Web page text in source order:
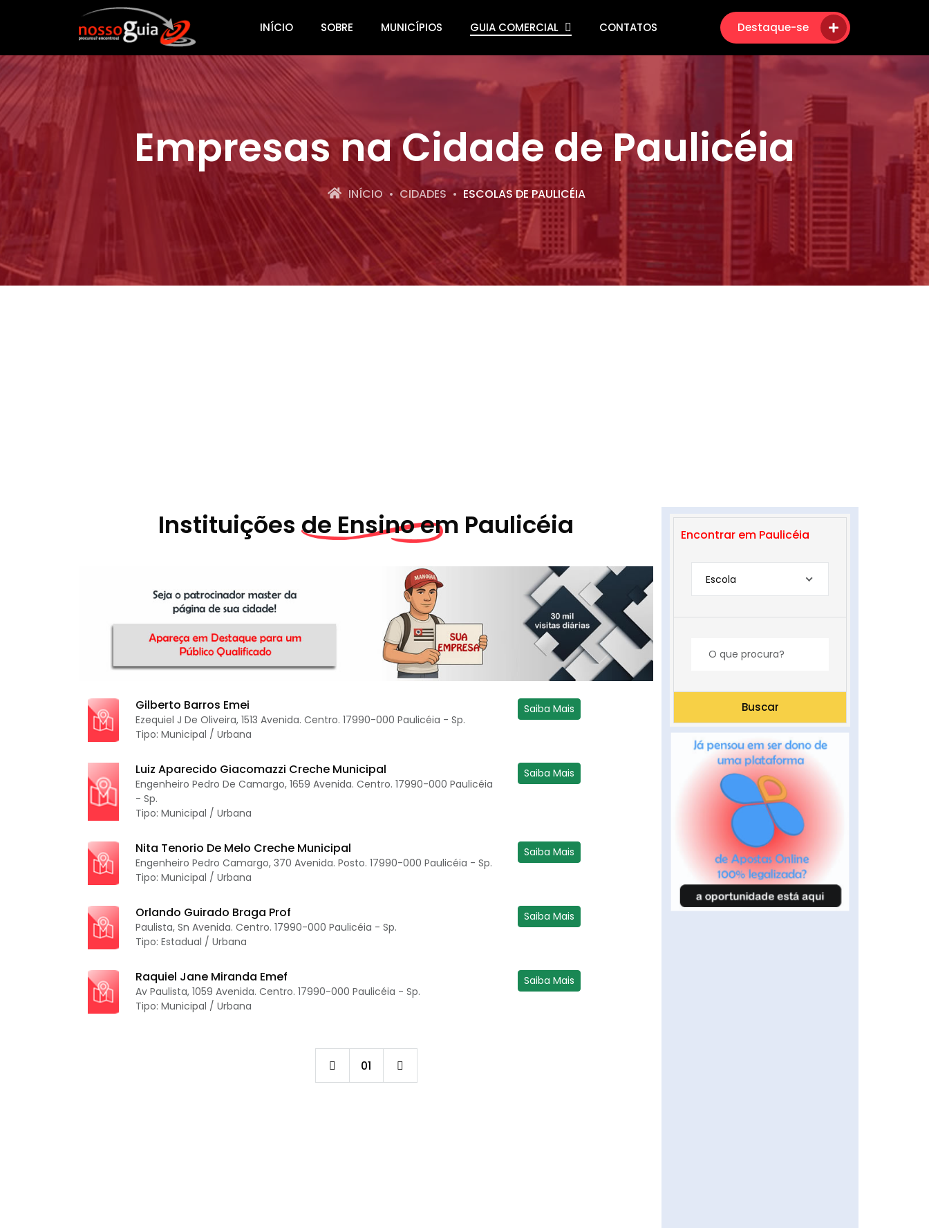
INÍCIO SOBRE MUNICÍPIOS GUIA COMERCIAL CONTATOS Destaque-se
Empresas na Cidade de Paulicéia
INÍCIO CIDADES ESCOLAS DE PAULICÉIA
Instituições de Ensino em Paulicéia
Gilberto Barros Emei
Ezequiel J De Oliveira, 1513 Avenida. Centro. 17990-000 Paulicéia - Sp.
Tipo: Municipal / Urbana
Saiba Mais
Luiz Aparecido Giacomazzi Creche Municipal
Engenheiro Pedro De Camargo, 1659 Avenida. Centro. 17990-000 Paulicéia
- Sp.
Tipo: Municipal / Urbana
Saiba Mais
Nita Tenorio De Melo Creche Municipal
Engenheiro Pedro Camargo, 370 Avenida. Posto. 17990-000 Paulicéia - Sp.
Tipo: Municipal / Urbana
Saiba Mais
Orlando Guirado Braga Prof
Paulista, Sn Avenida. Centro. 17990-000 Paulicéia - Sp.
Tipo: Estadual / Urbana
Saiba Mais
Raquiel Jane Miranda Emef
Av Paulista, 1059 Avenida. Centro. 17990-000 Paulicéia - Sp.
Tipo: Municipal / Urbana
Saiba Mais
01
Encontrar em Paulicéia
Escola
Buscar